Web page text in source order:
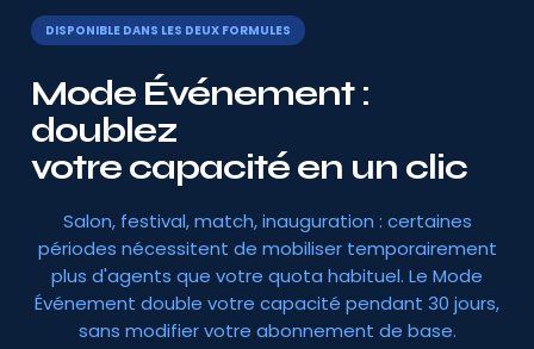
DISPONIBLE DANS LES DEUX FORMULES
Mode Événement :
doublez
votre capacité en un clic
Salon, festival, match, inauguration : certaines
périodes nécessitent de mobiliser temporairement
plus d'agents que votre quota habituel. Le Mode
Événement double votre capacité pendant 30 jours,
sans modifier votre abonnement de base.